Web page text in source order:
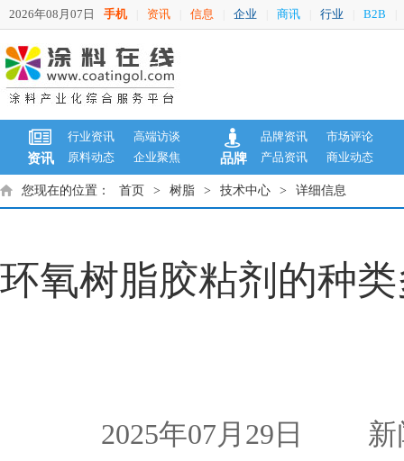
2026年08月07日 手机 资讯 信息 企业 商讯 行业 B2B
资讯
行业资讯
高端访谈
原料动态
企业聚焦 品牌
品牌资讯
市场评论
产品资讯
商业动态
您现在的位置： 首页 > 树脂 > 技术中心 > 详细信息
环氧树脂胶粘剂的种
2025年07月29日 新